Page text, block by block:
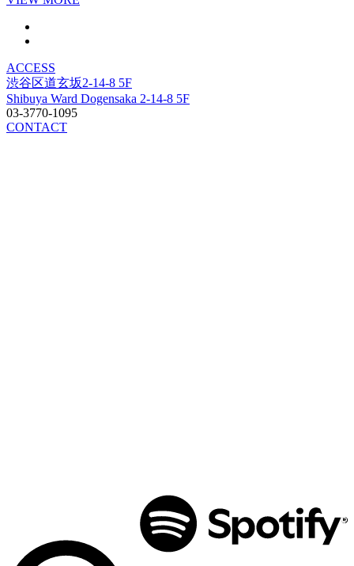
ACCESS
渋谷区道玄坂2-14-8 5F
Shibuya Ward Dogensaka 2-14-8 5F
03-3770-1095
CONTACT